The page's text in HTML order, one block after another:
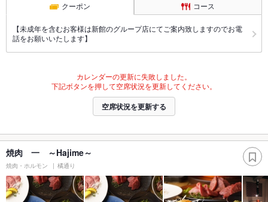
クーポン コース
【未成年を含むお客様は新館のグループ店にてご案内致しますのでお電
話をお願いいたします】
カレンダーの更新に失敗しました。
下記ボタンを押して空席状況を更新してください。
空席状況を更新する
焼肉 一 ～Hajime～
焼肉・ホルモン 橘通り